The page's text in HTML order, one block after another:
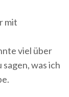
mit
viel über
was ich